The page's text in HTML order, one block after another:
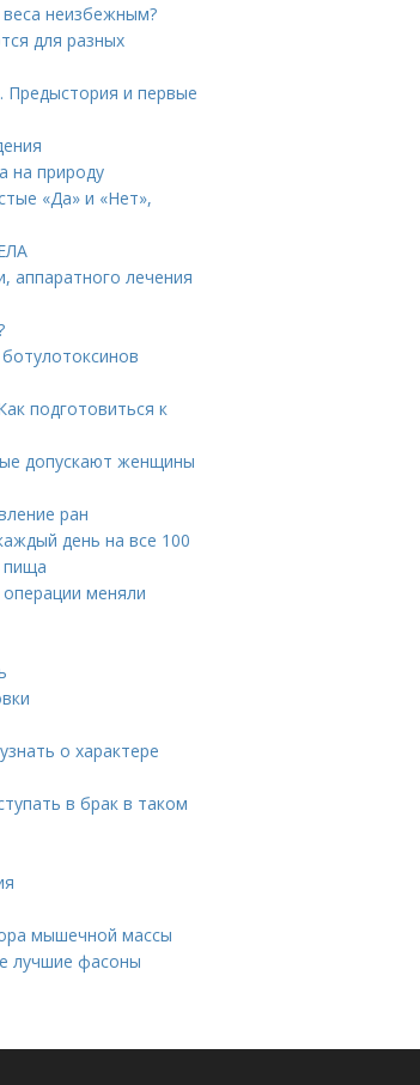
неизбежным?
для разных
Предыстория и первые
на природу
«Да» и «Нет»,
аппаратного лечения
подготовиться к
допускают женщины
ран
день на все 100
пища
операции меняли
о характере
в брак в таком
мышечной массы
лучшие фасоны